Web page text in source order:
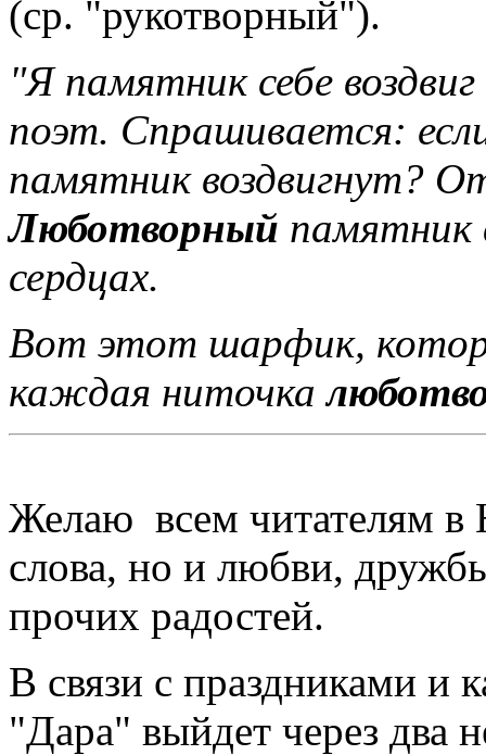
(ср. "рукотворный").
"Я памятник себе
поэт. Спрашивается:
памятник воздвигнут?
Люботворный памятник
сердцах.
Вот этот шарфик,
каждая ниточка
Желаю всем читателям в
слова, но и любви,
прочих радостей.
В связи с праздниками и
"Дара" выйдет через два